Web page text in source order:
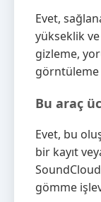
Evet,
yükseklik
gizleme,
görntüleme
Bu araç
Evet, bu
bir kayıt
gömme